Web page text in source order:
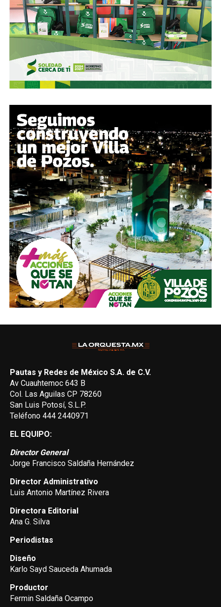
Pautas y Redes de México S.A. de C.V.
Av Cuauhtemoc 643 B
Col. Las Aguilas CP 78260
San Luis Potosí, S.L.P.
Teléfono 444 2440971
EL EQUIPO:
Director General
Jorge Francisco Saldaña Hernández
Director Administrativo
Luis Antonio Martínez Rivera
Directora Editorial
Ana G. Silva
Periodistas
Diseño
Karlo Sayd Sauceda Ahumada
Productor
Fermin Saldaña Ocampo